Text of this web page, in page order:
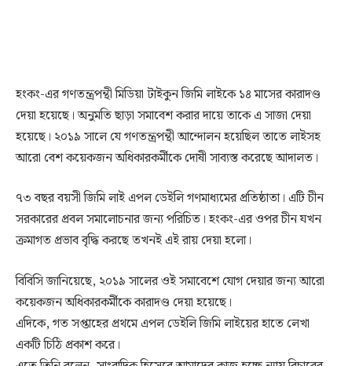
হংকং-এর গণতন্ত্রপন্থী মিডিয়া টাইকুন জিমি লাইকে ১৪ মাসের কারাদণ্ড
দেয়া হয়েছে। অনুমতি ছাড়া সমাবেশ করার দায়ে তাকে এ সাজা দেয়া
হয়েছে। ২০১৯ সালে যে গণতন্ত্রপন্থী আন্দোলন হয়েছিল তাতে লাইসহ
আরো বেশ কয়েকজন অধিকারকর্মীকে দোষী সাব্যস্ত করেছে আদালত।
৭৩ বছর বয়সী জিমি লাই এপল ডেইলি গণমাধ্যমের প্রতিষ্ঠাতা। এটি চীন
সরকারের প্রবল সমালোচনার জন্য পরিচিত। হংকং-এর ওপর চীন যখন
ক্রমাগত প্রভাব বৃদ্ধি করছে তখনই এই রায় দেয়া হলো।
বিবিসি জানিয়েছে, ২০১৯ সালের ওই সমাবেশে যোগ দেয়ার জন্য আরো
কয়েকজন অধিকারকর্মীকে কারাদণ্ড দেয়া হয়েছে।
এদিকে, গত সপ্তাহের প্রথমে এপল ডেইলি জিমি লাইয়ের হাতে লেখা
একটি চিঠি প্রকাশ করে।